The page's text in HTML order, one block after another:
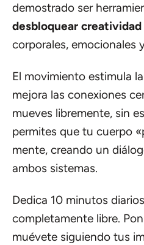
demostrado ser
desbloquear creatividad
corporales, emocionales
El movimiento estimula
mejora las conexiones
mueves libremente, sin
permites que tu cuerpo
mente, creando un
ambos sistemas.
Dedica 10 minutos
completamente libre.
muévete siguiendo tus